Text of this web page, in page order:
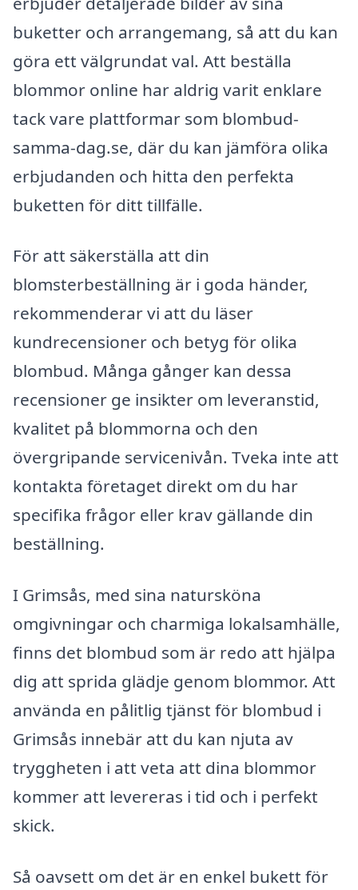
buketter och arrangemang, så att du kan
göra ett välgrundat val. Att beställa
blommor online har aldrig varit enklare
tack vare plattformar som blombud-
samma-dag.se, där du kan jämföra olika
erbjudanden och hitta den perfekta
buketten för ditt tillfälle.
För att säkerställa att din
blomsterbeställning är i goda händer,
rekommenderar vi att du läser
kundrecensioner och betyg för olika
blombud. Många gånger kan dessa
recensioner ge insikter om leveranstid,
kvalitet på blommorna och den
övergripande servicenivån. Tveka inte att
kontakta företaget direkt om du har
specifika frågor eller krav gällande din
beställning.
I Grimsås, med sina natursköna
omgivningar och charmiga lokalsamhälle,
finns det blombud som är redo att hjälpa
dig att sprida glädje genom blommor. Att
använda en pålitlig tjänst för blombud i
Grimsås innebär att du kan njuta av
tryggheten i att veta att dina blommor
kommer att levereras i tid och i perfekt
skick.
Så oavsett om det är en enkel bukett för